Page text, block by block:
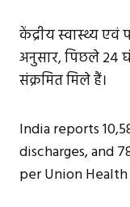
केंद्रीय स्वास्थ्य
अनुसार, पिछले 24
संक्रमित मिले हैं।
India reports
discharges, and
per Union